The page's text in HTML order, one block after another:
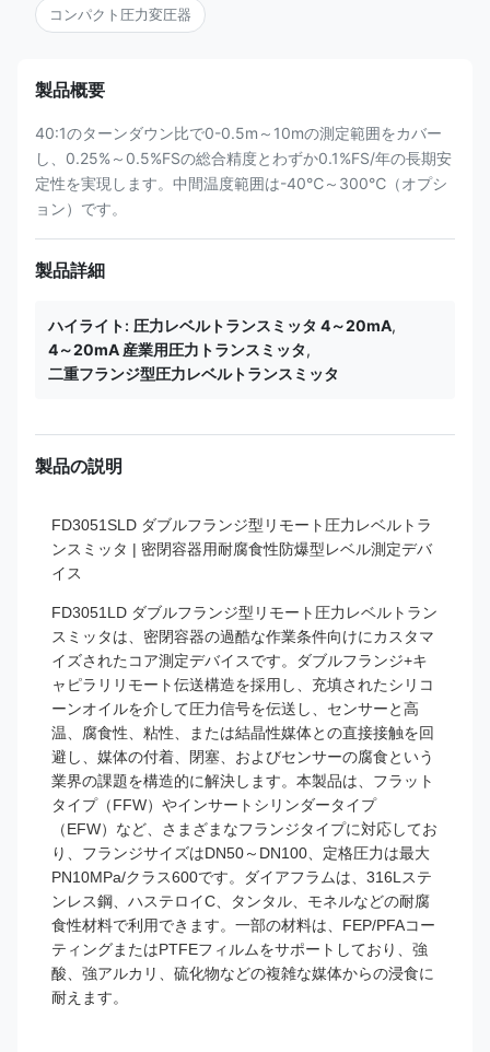
コンパクト圧力変圧器
製品概要
40:1のターンダウン比で0-0.5m～10mの測定範囲をカバー
し、0.25%～0.5%FSの総合精度とわずか0.1%FS/年の長期安
定性を実現します。中間温度範囲は-40℃～300℃（オプシ
ョン）です。
製品詳細
ハイライト: 圧力レベルトランスミッタ 4～20mA,
4～20mA 産業用圧力トランスミッタ,
二重フランジ型圧力レベルトランスミッタ
製品の説明
FD3051SLD ダブルフランジ型リモート圧力レベルトラ
ンスミッタ | 密閉容器用耐腐食性防爆型レベル測定デバ
イス
FD3051LD ダブルフランジ型リモート圧力レベルトラン
スミッタは、密閉容器の過酷な作業条件向けにカスタマ
イズされたコア測定デバイスです。ダブルフランジ+キ
ャピラリリモート伝送構造を採用し、充填されたシリコ
ーンオイルを介して圧力信号を伝送し、センサーと高
温、腐食性、粘性、または結晶性媒体との直接接触を回
避し、媒体の付着、閉塞、およびセンサーの腐食という
業界の課題を構造的に解決します。本製品は、フラット
タイプ（FFW）やインサートシリンダータイプ
（EFW）など、さまざまなフランジタイプに対応してお
り、フランジサイズはDN50～DN100、定格圧力は最大
PN10MPa/クラス600です。ダイアフラムは、316Lステ
ンレス鋼、ハステロイC、タンタル、モネルなどの耐腐
食性材料で利用できます。一部の材料は、FEP/PFAコー
ティングまたはPTFEフィルムをサポートしており、強
酸、強アルカリ、硫化物などの複雑な媒体からの浸食に
耐えます。